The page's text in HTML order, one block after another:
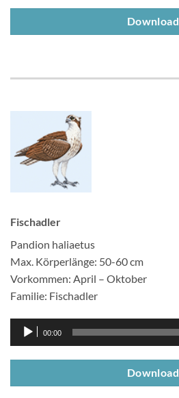
Download
Fischadler
Pandion haliaetus
Max. Körperlänge: 50-60 cm
Vorkommen: April – Oktober
Familie: Fischadler
Audio-
Player
00:00
Download